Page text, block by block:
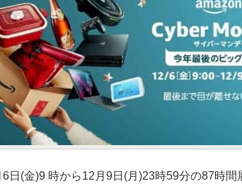
日(金)9 時から12月9日(月)23時59分の87時間